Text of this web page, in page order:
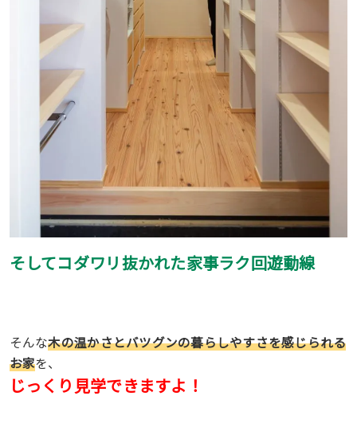
そしてコダワリ抜かれた家事ラク回遊動線
そんな木の温かさとバツグンの暮らしやすさを感じられる
お家を、
じっくり見学できますよ！